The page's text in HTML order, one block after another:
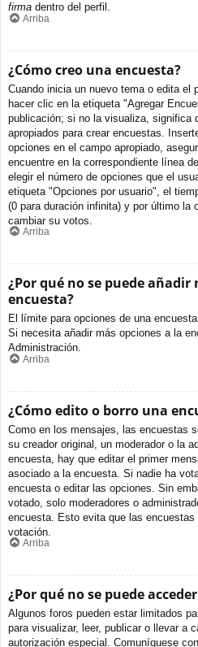
firma dentro del perfil.
Arriba
¿Cómo creo una encuesta?
Cuando inicia un nuevo tema o edita el
hacer clic en la etiqueta "Agregar
publicación; si no la visualiza, significa
apropiados para crear encuestas.
opciones en el campo apropiado,
encuentre en la correspondiente línea
elegir el número de opciones que el
etiqueta "Opciones por usuario", el
(0 para duración infinita) y por último la
cambiar su votos.
Arriba
¿Por qué no se puede añadir
encuesta?
El límite para opciones de una
Si necesita añadir más opciones a la
Administración.
Arriba
¿Cómo edito o borro una
Como en los mensajes, las encuestas
su creador original, un moderador o la
encuesta, hay que editar el primer
asociado a la encuesta. Si nadie ha
encuesta o editar las opciones. Sin
votado, solo moderadores o
encuesta. Esto evita que las
votación.
Arriba
¿Por qué no se puede
Algunos foros pueden estar limitados
para visualizar, leer, publicar o llevar a
autorización especial. Comuníquese